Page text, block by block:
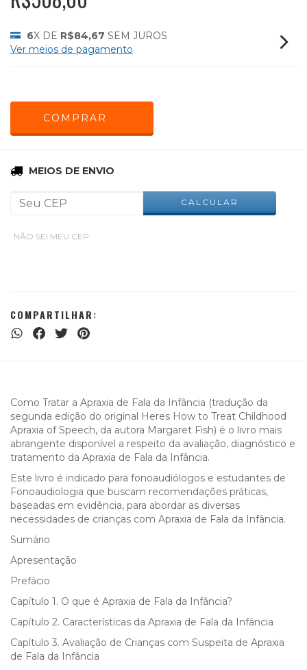
6X DE R$84,67 SEM JUROS
Ver meios de pagamento
MEIOS DE ENVIO
CALCULAR
NÃO SEI MEU CEP
COMPARTILHAR:
Como Tratar a Apraxia de Fala da Infância (tradução da
segunda edição do original Heres How to Treat Childhood
Apraxia of Speech, da autora Margaret Fish) é o livro mais
abrangente disponível a respeito da avaliação, diagnóstico e
tratamento da Apraxia de Fala da Infância.
Este livro é indicado para fonoaudiólogos e estudantes de
Fonoaudiologia que buscam recomendações práticas,
baseadas em evidência, para abordar as diversas
necessidades de crianças com Apraxia de Fala da Infância.
Sumário
Apresentação
Prefácio
Capítulo 1. O que é Apraxia de Fala da Infância?
Capítulo 2. Características da Apraxia de Fala da Infância
Capítulo 3. Avaliação de Crianças com Suspeita de Apraxia
de Fala da Infância